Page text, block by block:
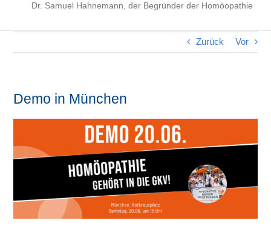
Dr. Samuel Hahnemann, der Begründer der Homöopathie
Zurück Vor
Demo in München